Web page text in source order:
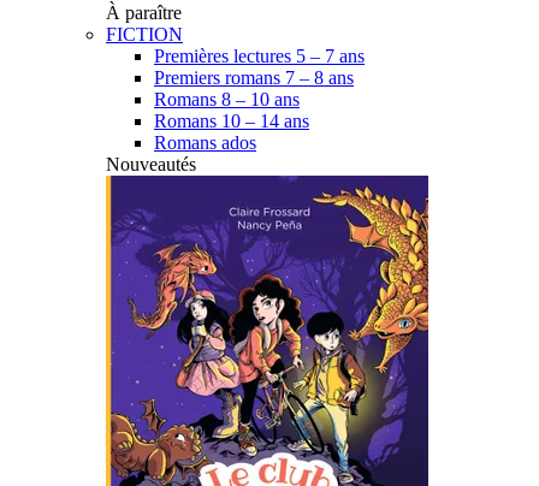
À paraître
FICTION
Premières lectures 5 – 7 ans
Premiers romans 7 – 8 ans
Romans 8 – 10 ans
Romans 10 – 14 ans
Romans ados
Nouveautés